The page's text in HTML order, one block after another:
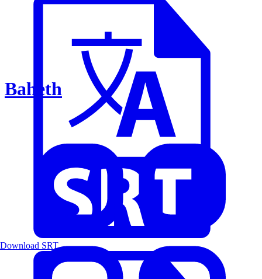
Baheth
Download SRT